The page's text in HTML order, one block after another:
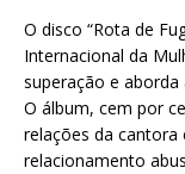
O disco “Rota de
Internacional da
superação e
O álbum, cem por
relações da cantora
relacionamento